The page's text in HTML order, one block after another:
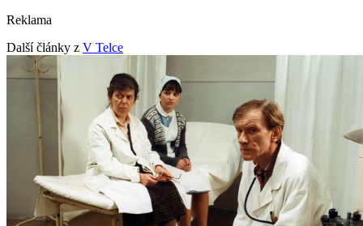
Reklama
Další články z V Telce